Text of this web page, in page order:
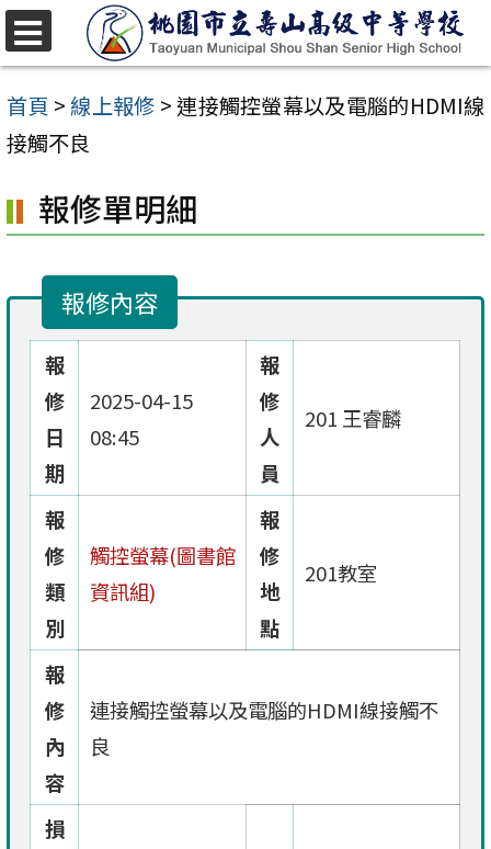
跳
至
主
要
容
區
首頁 >線上報修 > 連接觸控螢幕以及電腦的HDMI線
接觸不良
報修單明細
報修內容
報
修
日
期
2025-04-15
08:45
報
修
人
員
201 王睿麟
報
修
類
別
觸控螢幕(圖書館
資訊組)
報
修
地
點
201教室
報
修
內
容
連接觸控螢幕以及電腦的HDMI線接觸不
良
損
選
單